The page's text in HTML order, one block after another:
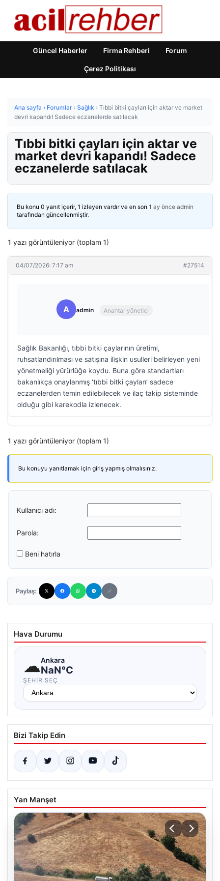
Güncel Haberler Firma Rehberi Forum
Çerez Politikası
Ana sayfa › Forumlar › Sağlık › Tıbbi bitki çayları için aktar ve market
devri kapandı! Sadece eczanelerde satılacak
Tıbbi bitki çayları için aktar ve
market devri kapandı! Sadece
eczanelerde satılacak
Bu konu 0 yanıt içerir, 1 izleyen vardır ve en son 1 ay önce admin
tarafından güncellenmiştir.
1 yazı görüntüleniyor (toplam 1)
04/07/2026: 7:17 am #27514
A admin Anahtar yönetici
Sağlık Bakanlığı, tıbbi bitki çaylarının üretimi,
ruhsatlandırılması ve satışına ilişkin usulleri belirleyen yeni
yönetmeliği yürürlüğe koydu. Buna göre standartları
bakanlıkça onaylanmış ‘tıbbi bitki çayları’ sadece
eczanelerden temin edilebilecek ve ilaç takip sisteminde
olduğu gibi karekodla izlenecek.
1 yazı görüntüleniyor (toplam 1)
Bu konuyu yanıtlamak için giriş yapmış olmalısınız.
Kullanıcı adı:
Parola:
Beni hatırla
Paylaş:
Hava Durumu
☁Ankara
NaN°C
ŞEHIR SEÇ
Bizi Takip Edin
Yan Manşet